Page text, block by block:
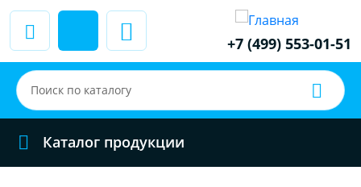
+7 (499) 553-01-51
Каталог продукции